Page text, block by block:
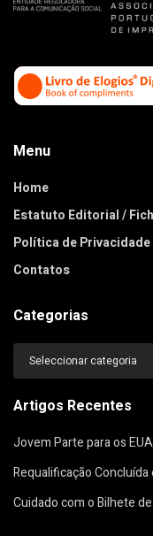
Menu
Home
Estatuto Editorial /
Política de Privacidade
Contatos
Categorias
Categorias
Artigos Recentes
Jovem Parte para os
Requalificação
Cuidado com o Bilhete